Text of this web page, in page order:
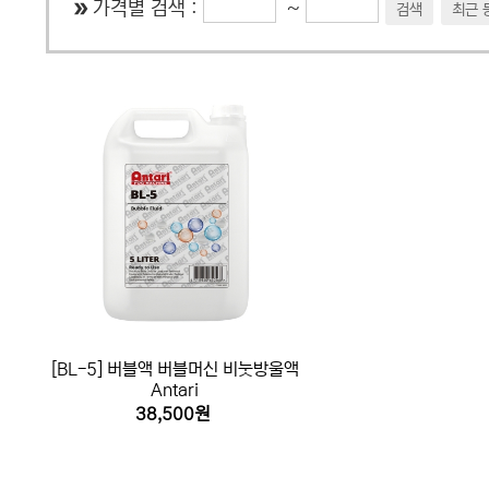
가격별 검색 : ~ 검색 최근
[BL-5] 버블액 버블머신 비눗방울액
Antari
38,500원